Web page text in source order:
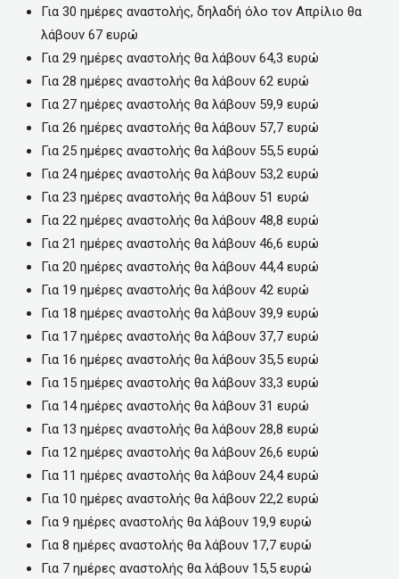
Για 30 ημέρες αναστολής, δηλαδή όλο τον Απρίλιο θα
λάβουν 67 ευρώ
Για 29 ημέρες αναστολής θα λάβουν 64,3 ευρώ
Για 28 ημέρες αναστολής θα λάβουν 62 ευρώ
Για 27 ημέρες αναστολής θα λάβουν 59,9 ευρώ
Για 26 ημέρες αναστολής θα λάβουν 57,7 ευρώ
Για 25 ημέρες αναστολής θα λάβουν 55,5 ευρώ
Για 24 ημέρες αναστολής θα λάβουν 53,2 ευρώ
Για 23 ημέρες αναστολής θα λάβουν 51 ευρώ
Για 22 ημέρες αναστολής θα λάβουν 48,8 ευρώ
Για 21 ημέρες αναστολής θα λάβουν 46,6 ευρώ
Για 20 ημέρες αναστολής θα λάβουν 44,4 ευρώ
Για 19 ημέρες αναστολής θα λάβουν 42 ευρώ
Για 18 ημέρες αναστολής θα λάβουν 39,9 ευρώ
Για 17 ημέρες αναστολής θα λάβουν 37,7 ευρώ
Για 16 ημέρες αναστολής θα λάβουν 35,5 ευρώ
Για 15 ημέρες αναστολής θα λάβουν 33,3 ευρώ
Για 14 ημέρες αναστολής θα λάβουν 31 ευρώ
Για 13 ημέρες αναστολής θα λάβουν 28,8 ευρώ
Για 12 ημέρες αναστολής θα λάβουν 26,6 ευρώ
Για 11 ημέρες αναστολής θα λάβουν 24,4 ευρώ
Για 10 ημέρες αναστολής θα λάβουν 22,2 ευρώ
Για 9 ημέρες αναστολής θα λάβουν 19,9 ευρώ
Για 8 ημέρες αναστολής θα λάβουν 17,7 ευρώ
Για 7 ημέρες αναστολής θα λάβουν 15,5 ευρώ